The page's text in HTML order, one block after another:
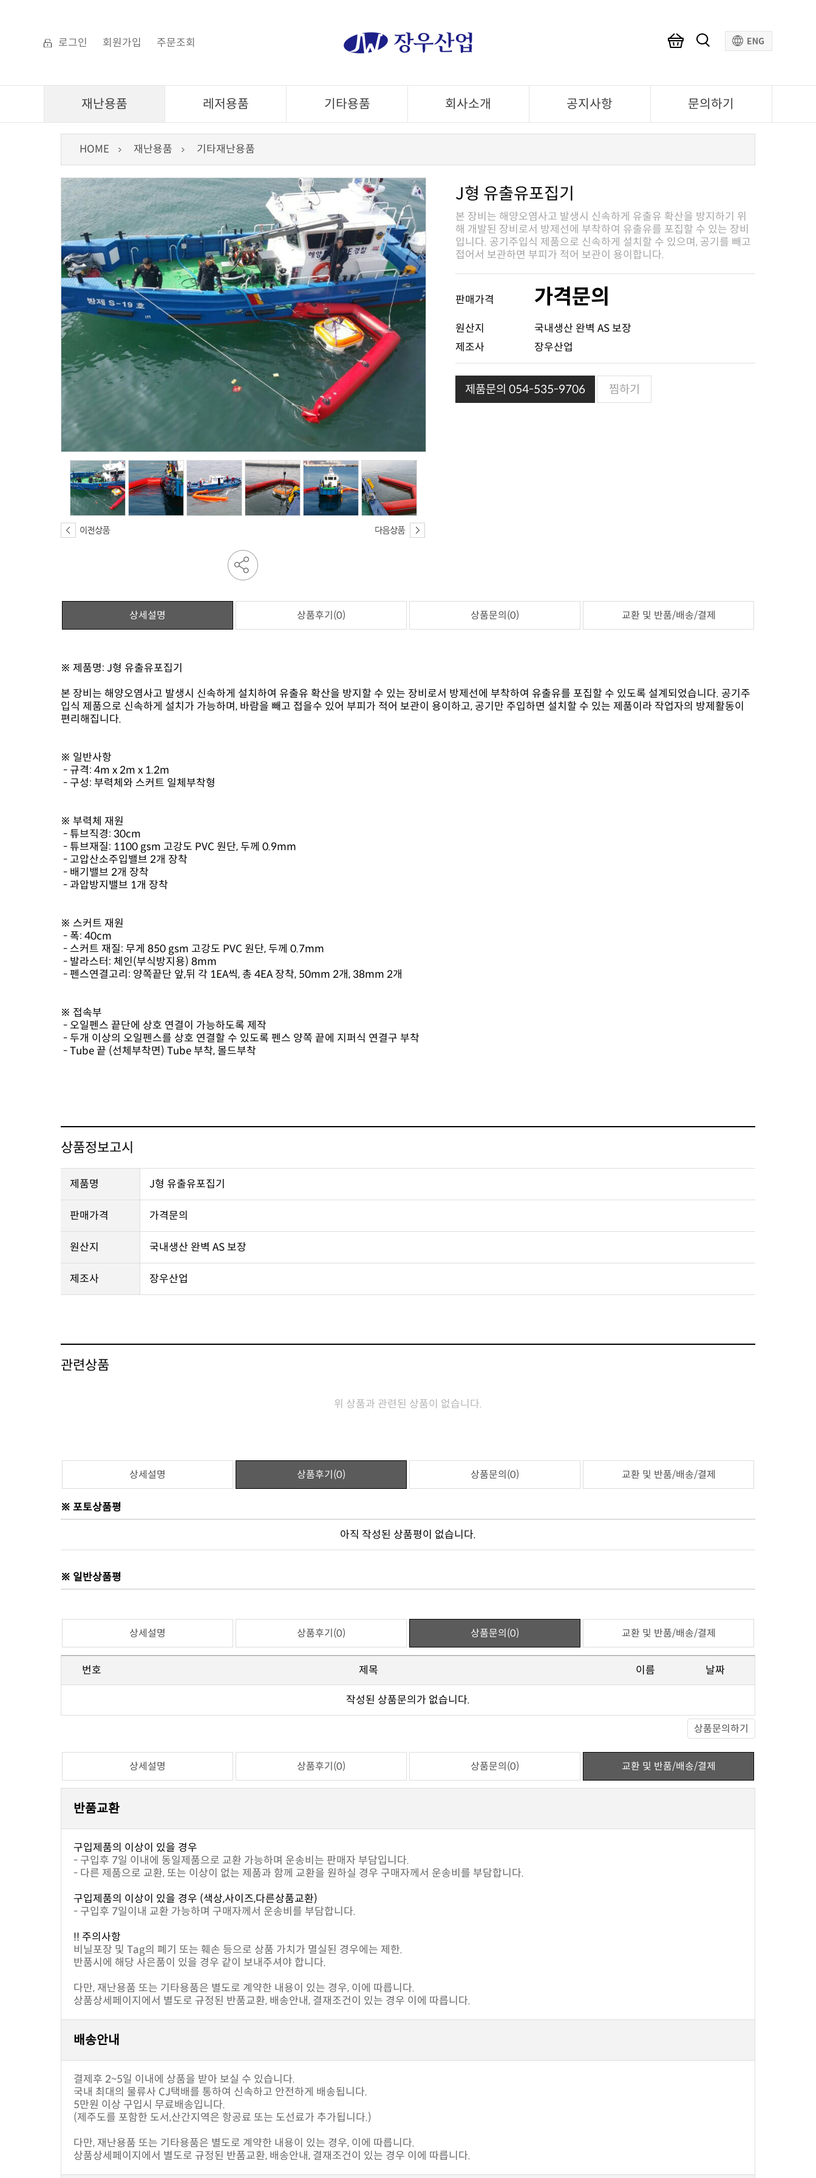
로그인 회원가입 주문조회
재난용품 레저용품 기타용품 회사소개 공지사항 문의하기
HOME 재난용품 기타재난용품
J형 유출유포집기
접어서 보관하면 부피가 적어 보관이 용이합니다.
판매가격 가격문의
원산지
국내생산 완벽 AS 보장
제조사
장우산업
제품문의 054-535-9706 찜하기
상세설명 상품후기(0) 상품문의(0) 교환 및 반품/배송/결제
※ 제품명: J형 유출유포집기
편리해집니다.
※ 일반사항
- 규격: 4m x 2m x 1.2m
- 구성: 부력체와 스커트 일체부착형
※ 부력체 재원
- 튜브직경: 30cm
- 튜브재질: 1100 gsm 고강도 PVC 원단, 두께 0.9mm
- 고압산소주입밸브 2개 장착
- 배기밸브 2개 장착
- 과압방지밸브 1개 장착
※ 스커트 재원
- 폭: 40cm
- 스커트 재질: 무게 850 gsm 고강도 PVC 원단, 두께 0.7mm
- 발라스터: 체인(부식방지용) 8mm
- 펜스연결고리: 양쪽끝단 앞,뒤 각 1EA씩, 총 4EA 장착, 50mm 2개, 38mm 2개
※ 접속부
- 오일펜스 끝단에 상호 연결이 가능하도록 제작
- 두개 이상의 오일펜스를 상호 연결할 수 있도록 펜스 양쪽 끝에 지퍼식 연결구 부착
- Tube 끝 (선체부착면) Tube 부착, 몰드부착
상품정보고시
제품명 J형 유출유포집기
판매가격 가격문의
원산지 국내생산 완벽 AS 보장
제조사 장우산업
관련상품
위 상품과 관련된 상품이 없습니다.
상세설명 상품후기(0) 상품문의(0) 교환 및 반품/배송/결제
※ 포토상품평
아직 작성된 상품평이 없습니다.
※ 일반상품평
상세설명 상품후기(0) 상품문의(0) 교환 및 반품/배송/결제
번호 제목 이름 날짜
작성된 상품문의가 없습니다.
상품문의하기
상세설명 상품후기(0) 상품문의(0) 교환 및 반품/배송/결제
반품교환
구입제품의 이상이 있을 경우
- 구입후 7일 이내에 동일제품으로 교환 가능하며 운송비는 판매자 부담입니다.
- 다른 제품으로 교환, 또는 이상이 없는 제품과 함께 교환을 원하실 경우 구매자께서 운송비를 부담합니다.
구입제품의 이상이 있을 경우 (색상,사이즈,다른상품교환)
- 구입후 7일이내 교환 가능하며 구매자께서 운송비를 부담합니다.
!! 주의사항
비닐포장 및 Tag의 폐기 또는 훼손 등으로 상품 가치가 멸실된 경우에는 제한.
반품시에 해당 사은품이 있을 경우 같이 보내주셔야 합니다.
다만, 재난용품 또는 기타용품은 별도로 계약한 내용이 있는 경우, 이에 따릅니다.
상품상세페이지에서 별도로 규정된 반품교환, 배송안내, 결재조건이 있는 경우 이에 따릅니다.
배송안내
결제후 2~5일 이내에 상품을 받아 보실 수 있습니다.
국내 최대의 물류사 CJ택배를 통하여 신속하고 안전하게 배송됩니다.
5만원 이상 구입시 무료배송입니다.
(제주도를 포함한 도서,산간지역은 항공료 또는 도선료가 추가됩니다.)
다만, 재난용품 또는 기타용품은 별도로 계약한 내용이 있는 경우, 이에 따릅니다.
상품상세페이지에서 별도로 규정된 반품교환, 배송안내, 결재조건이 있는 경우 이에 따릅니다.